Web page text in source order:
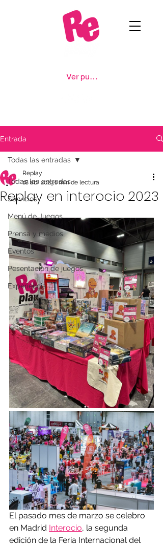
Ver puntos
Entrada
Todas las entradas
Servicios
Menú de Juegos
Prensa y medios
Eventos
Pesentación de juegos
Experiencia
Todas las entradas
Replay en interocio 2023
Replay
18 abr 20231 min de lectura
El pasado mes de marzo se celebro
en Madrid Interocio, la segunda
edición de la Feria Internacional del